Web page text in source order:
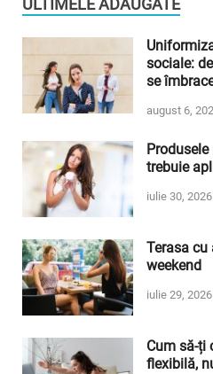
ULTIMELE ADĂUGATE
sociale:
se
august 6,
trebuie
iulie 30, 2026
Terasa cu
weekend
iulie 29, 2026
Cum să-ți
flexibilă,